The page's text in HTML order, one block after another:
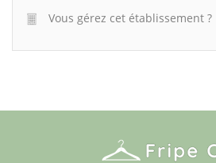
Vous gérez cet établissement ?